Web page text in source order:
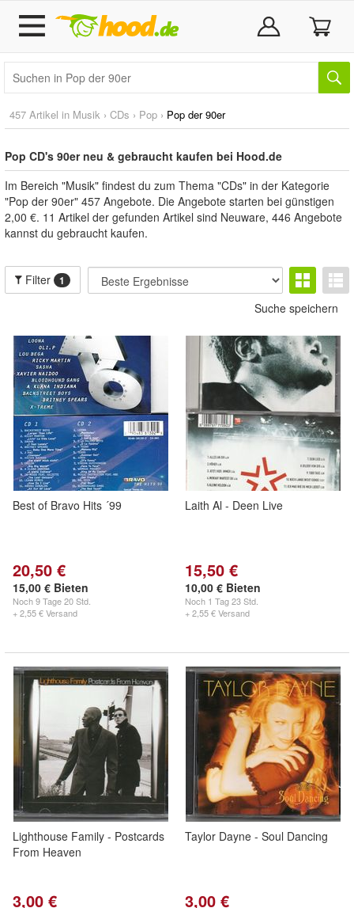
457 Artikel in Musik › CDs › Pop › Pop der 90er
Pop CD's 90er neu & gebraucht kaufen bei Hood.de
Im Bereich "Musik" findest du zum Thema "CDs" in der Kategorie
"Pop der 90er" 457 Angebote. Die Angebote starten bei günstigen
2,00 €. 11 Artikel der gefunden Artikel sind Neuware, 446 Angebote
kannst du gebraucht kaufen.
Filter 1
Suche speichern
Best of Bravo Hits ´99
20,50 €
15,00 € Bieten
Noch9 Tage 20 Std.
+ 2,55 € Versand
Laith Al - Deen Live
15,50 €
10,00 € Bieten
Noch 1 Tag 23 Std.
+ 2,55 € Versand
Lighthouse Family - Postcards
From Heaven
3,00 €
Taylor Dayne - Soul Dancing
3,00 €